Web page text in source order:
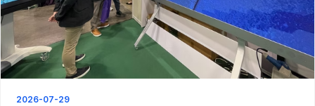
2026-07-29